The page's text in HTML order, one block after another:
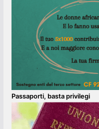
Passaporti, basta privilegi